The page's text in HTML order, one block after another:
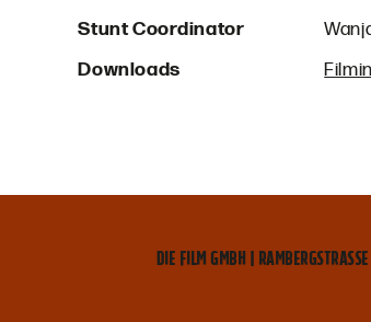
Stunt Coordinator
Downloads
DIE FILM GMBH |